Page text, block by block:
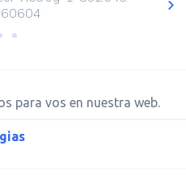
para vos en nuestra web.